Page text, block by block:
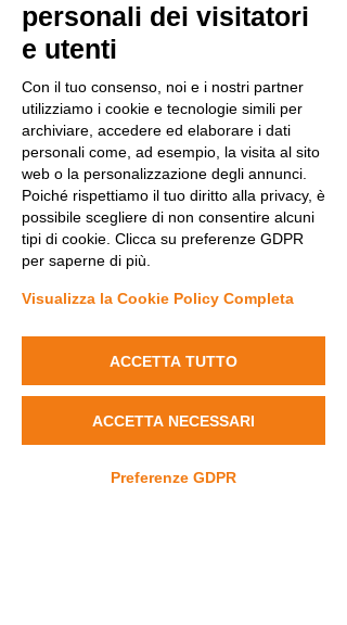
Time & Location
San Francisco, 500 Terry A Francois Blvd,
San Francisco, CA 94158, USA
About the Event
I'm an event description. Click here to open
up the Event Editor and change my text.
Simply click me, Manage Event and start
to say a little more about your upcoming
Contact
personali dei visitatori
e utenti
Con il tuo consenso, noi e i nostri partner
utilizziamo i cookie e tecnologie simili per
archiviare, accedere ed elaborare i dati
personali come, ad esempio, la visita al sito
web o la personalizzazione degli annunci.
Poiché rispettiamo il tuo diritto alla privacy, è
possibile scegliere di non consentire alcuni
tipi di cookie. Clicca su preferenze GDPR
per saperne di più.
Visualizza la Cookie Policy Completa
ACCETTA TUTTO
ACCETTA NECESSARI
Preferenze GDPR